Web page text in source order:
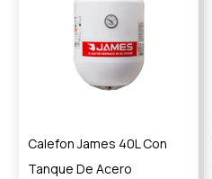
Calefon James 40L Con
Tanque De Acero